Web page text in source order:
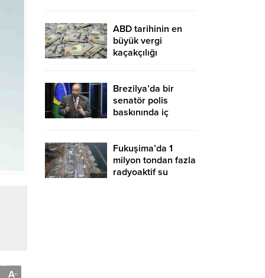
A-
ABD tarihinin en
büyük vergi
kaçakçılığı
Brezilya’da bir
senatör polis
baskınında iç
Fukuşima’da 1
milyon tondan fazla
radyoaktif su